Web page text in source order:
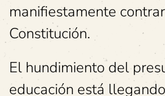
manifiestamente
Constitución.
El hundimiento del
educación está